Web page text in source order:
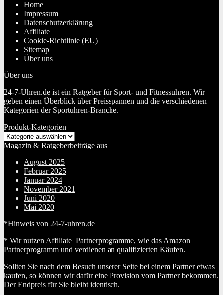
Home
Impressum
Datenschutzerklärung
Affiliate
Cookie-Richtlinie (EU)
Sitemap
Über uns
Über uns
24-7-Uhren.de ist ein Ratgeber für Sport- und Fitnessuhren. Wir
geben einen Überblick über Preisspannen und die verschiedenen
Kategorien der Sportuhren-Branche.
Produkt-Kategorien
Magazin & Ratgeberbeiträge aus
August 2025
Februar 2025
Januar 2024
November 2021
Juni 2020
Mai 2020
*Hinweis von 24-7-uhren.de
* Wir nutzen Affiliate Partnerprogramme, wie das Amazon
Partnerprogramm und verdienen an qualifizierten Käufen.
Sollten Sie nach dem Besuch unserer Seite bei einem Partner etwas
kaufen, so können wir dafür eine Provision vom Partner bekommen.
Der Endpreis für Sie bleibt identisch.